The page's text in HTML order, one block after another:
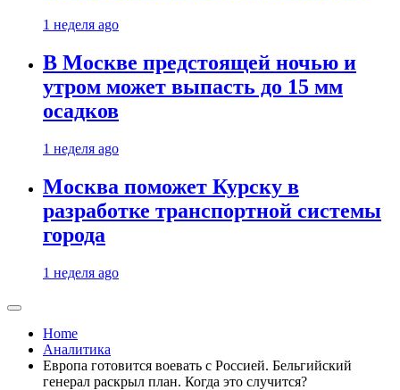
1 неделя ago
В Москве предстоящей ночью и
утром может выпасть до 15 мм
осадков
1 неделя ago
Москва поможет Курску в
разработке транспортной системы
города
1 неделя ago
Home
Аналитика
Европа готовится воевать с Россией. Бельгийский
генерал раскрыл план. Когда это случится?